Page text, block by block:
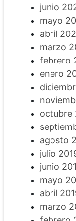
junio
mayo
abril
marzo
febrero
enero
octubre
agosto
julio
junio
mayo
abril
marzo